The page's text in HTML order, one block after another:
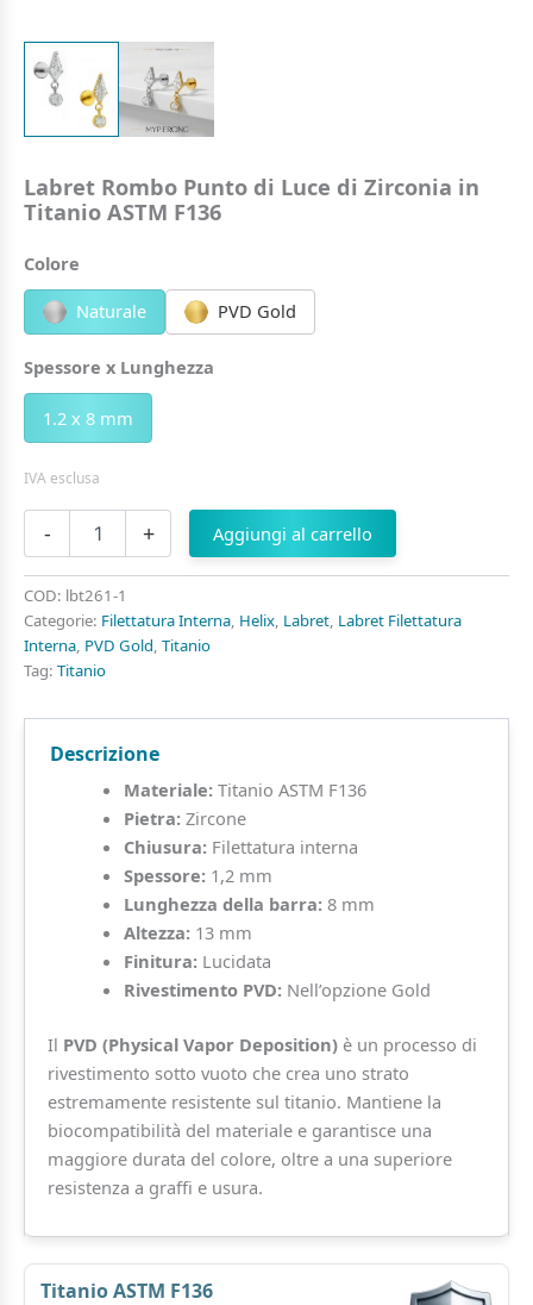
Labret Rombo Punto di Luce di Zirconia in
Titanio ASTM F136
Colore
Naturale PVD Gold
Spessore x Lunghezza
1.2 x 8 mm
IVA esclusa
-
Labret
Rombo
di
Luce
di
Zirconia
F136
+ Aggiungi al carrello
COD: lbt261-1
Categorie: Filettatura Interna, Helix, Labret, Labret Filettatura
Interna, PVD Gold, Titanio
Tag: Titanio
Descrizione
Materiale:Titanio ASTM F136
Pietra:Zircone
Chiusura:Filettatura interna
Spessore:1,2 mm
Lunghezza della barra:8 mm
Altezza:13 mm
Finitura:Lucidata
Rivestimento PVD:Nell’opzione Gold
Il PVD (Physical Vapor Deposition)è un processo di
rivestimento sotto vuoto che crea uno strato
estremamente resistente sul titanio. Mantiene la
biocompatibilità del materiale e garantisce una
maggiore durata del colore, oltre a una superiore
resistenza a graffi e usura.
Titanio ASTM F136